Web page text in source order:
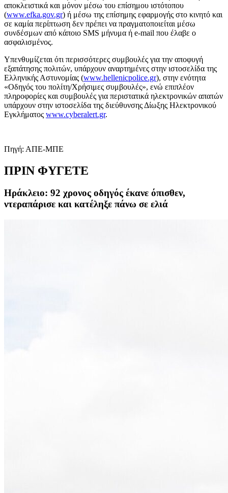
αποκλειστικά και μόνον μέσω του επίσημου ιστότοπου
(www.efka.gov.gr) ή μέσω της επίσημης εφαρμογής στο κινητό και
σε καμία περίπτωση δεν πρέπει να πραγματοποιείται μέσω
συνδέσμων από κάποιο SMS μήνυμα ή e-mail που έλαβε ο
ασφαλισμένος.
Υπενθυμίζεται ότι περισσότερες συμβουλές για την αποφυγή
εξαπάτησης πολιτών, υπάρχουν αναρτημένες στην ιστοσελίδα της
Ελληνικής Αστυνομίας (www.hellenicpolice.gr), στην ενότητα
«Οδηγός του πολίτη/Χρήσιμες συμβουλές», ενώ επιπλέον
πληροφορίες και συμβουλές για περιστατικά ηλεκτρονικών απατών
υπάρχουν στην ιστοσελίδα της διεύθυνσης Δίωξης Ηλεκτρονικού
Εγκλήματος www.cyberalert.gr.
Πηγή: ΑΠΕ-ΜΠΕ
ΠΡΙΝ ΦΥΓΕΤΕ
Ηράκλειο: 92 χρονος οδηγός έκανε όπισθεν,
ντεραπάρισε και κατέληξε πάνω σε ελιά